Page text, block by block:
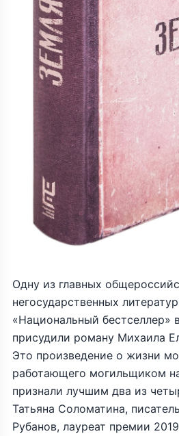
Одну из главных
негосударственных
«Национальный бестселлер»
присудили роману Михаила
Это произведение о жизни
работающего могильщиком
признали лучшим два из
Татьяна Соломатина,
Рубанов, лауреат премии